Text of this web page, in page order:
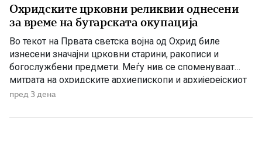
Охридските црковни реликвии однесени
за време на бугарската окупација
Во текот на Првата светска војна од Охрид биле
изнесени значајни црковни старини, ракописи и
богослужбени предмети. Меѓу нив се споменуваат
митрата на охридските архиепископи и архијерејскиот
жезол. По Букурешкиот мировен договор од 1913
држави, а Вардарскиот дел потпаднал под власта на
пред 3 дена